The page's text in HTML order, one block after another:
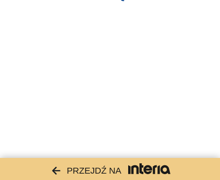
PRZEJDŹ NA